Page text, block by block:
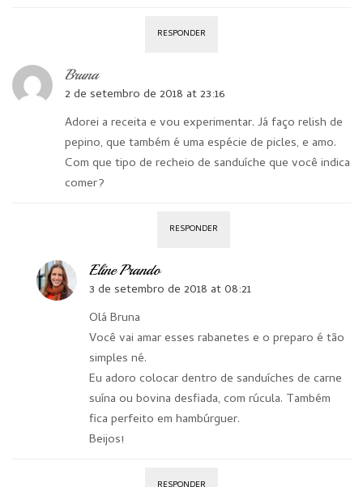
RESPONDER
Bruna
2 de setembro de 2018 at 23:16
Adorei a receita e vou experimentar. Já faço relish de
pepino, que também é uma espécie de picles, e amo.
Com que tipo de recheio de sanduíche que você indica
comer?
RESPONDER
Eline Prando
3 de setembro de 2018 at 08:21
Olá Bruna
Você vai amar esses rabanetes e o preparo é tão
simples né.
Eu adoro colocar dentro de sanduíches de carne
suína ou bovina desfiada, com rúcula. Também
fica perfeito em hambúrguer.
Beijos!